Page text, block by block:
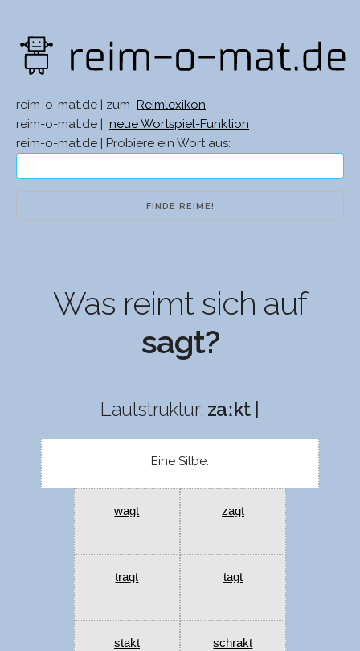
reim-o-mat.de | zum
Reimlexikon
reim-o-mat.de |
neue Wortspiel-Funktion
reim-o-mat.de | Probiere ein Wort aus:
Was reimt sich auf
sagt?
Lautstruktur: zaːkt |
Eine Silbe:
wagt zagt
tragt tagt
stakt schrakt